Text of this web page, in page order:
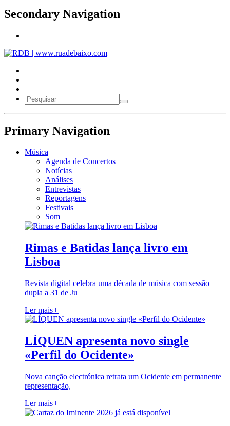
Secondary Navigation
Primary Navigation
Música
Agenda de Concertos
Notícias
Análises
Entrevistas
Reportagens
Festivais
Som
Rimas e Batidas lança livro em
Lisboa
Revista digital celebra uma década de música com sessão
dupla a 31 de Ju
Ler mais+
LÍQUEN apresenta novo single
«Perfil do Ocidente»
Nova canção electrónica retrata um Ocidente em permanente
representação,
Ler mais+